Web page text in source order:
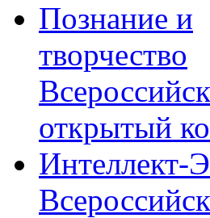
Познание и
творчество
открытый
Интеллект-